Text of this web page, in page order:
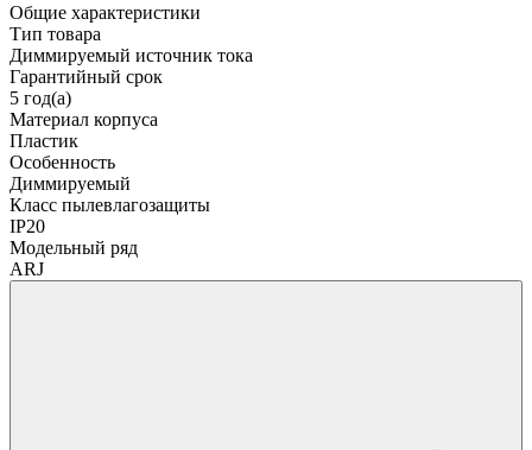
Общие характеристики
Тип товара
Диммируемый источник тока
Гарантийный срок
5 год(а)
Материал корпуса
Пластик
Особенность
Диммируемый
Класс пылевлагозащиты
IP20
Модельный ряд
ARJ